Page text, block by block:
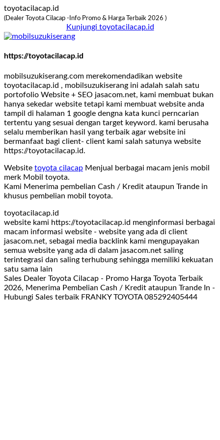
toyotacilacap.id
(Dealer Toyota Cilacap -Info Promo & Harga Terbaik 2026 )
Kunjungi toyotacilacap.id
https://toyotacilacap.id
mobilsuzukiserang.com merekomendadikan website
toyotacilacap.id , mobilsuzukiserang ini adalah salah satu
portofolio Website + SEO jasacom.net, kami membuat bukan
hanya sekedar website tetapi kami membuat website anda
tampil di halaman 1 google dengna kata kunci perncarian
tertentu yang sesuai dengan target keyword. kami berusaha
selalu memberikan hasil yang terbaik agar website ini
bermanfaat bagi client- client kami salah satunya website
https://toyotacilacap.id.
Website toyota cilacap Menjual berbagai macam jenis mobil
merk Mobil toyota.
Kami Menerima pembelian Cash / Kredit ataupun Trande in
khusus pembelian mobil toyota.
toyotacilacap.id
website kami https://toyotacilacap.id menginformasi berbagai
macam informasi website - website yang ada di client
jasacom.net, sebagai media backlink kami mengupayakan
semua website yang ada di dalam jasacom.net saling
terintegrasi dan saling terhubung sehingga memiliki kekuatan
satu sama lain
Sales Dealer Toyota Cilacap - Promo Harga Toyota Terbaik
2026, Menerima Pembelian Cash / Kredit ataupun Trande In -
Hubungi Sales terbaik FRANKY TOYOTA 085292405444